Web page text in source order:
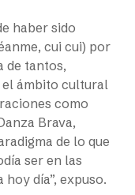
haber sido
cui cui) por
de tantos,
el ámbito cultural
como
Brava,
de lo que
ser en las
día”, expuso.